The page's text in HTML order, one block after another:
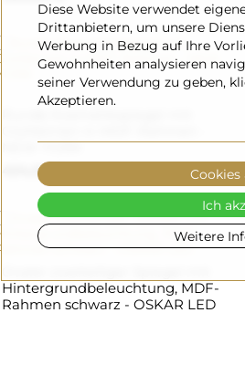
NEW YORK
424,00 €
Hintergrundbeleuchtung, MDF-
Rahmen schwarz - OSKAR LED
Diese Website verwendet
Drittanbietern, um unsere
Werbung in Bezug auf Ihre
Gewohnheiten analysieren
seiner Verwendung zu geben,
Akzeptieren.
Weitere
Cookies
Ich